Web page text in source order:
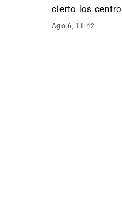
cierto los
Ago 6, 11:42